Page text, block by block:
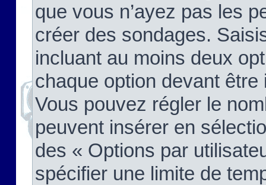
que vous n’ayez pas les
créer des sondages.
incluant au moins deux
chaque option devant
Vous pouvez régler le
peuvent insérer en
des « Options par
spécifier une limite de